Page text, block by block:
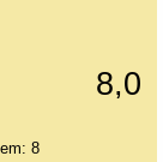
8,0
8